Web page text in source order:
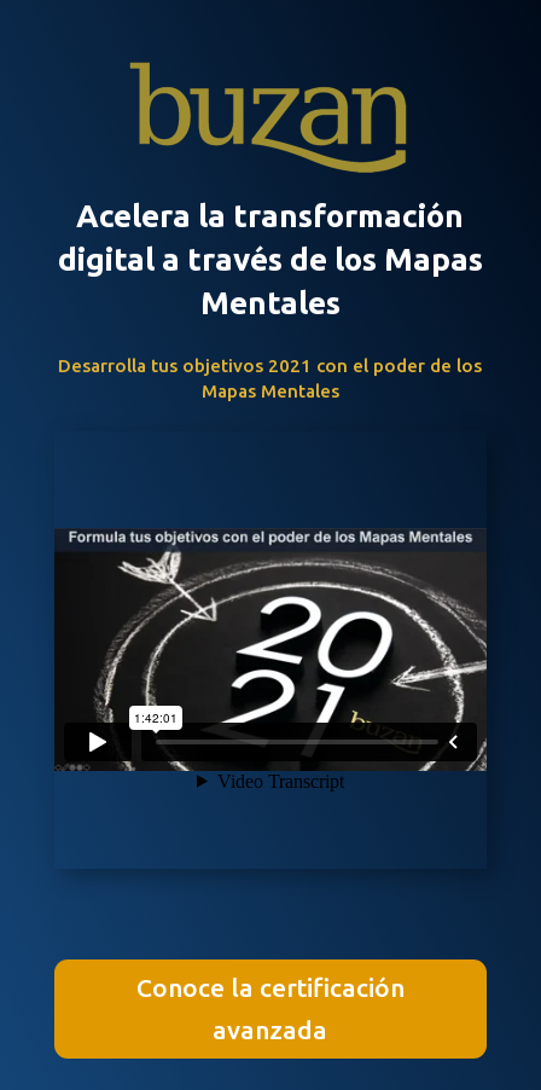
Acelera la transformación
digital a través de los Mapas
Mentales
Desarrolla tus objetivos 2021 con el poder de los
Mapas Mentales
Conoce la certificación
avanzada